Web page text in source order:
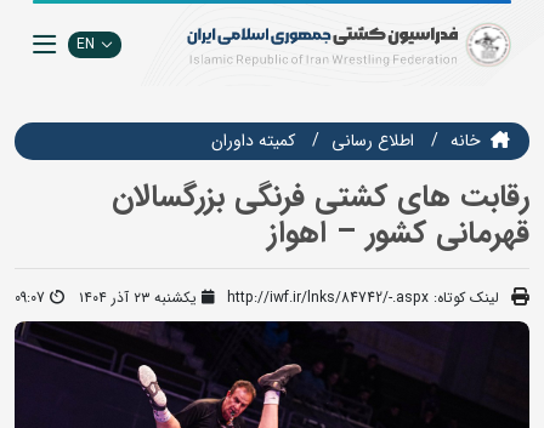
EN
خانه اطلاع رسانی کمیته داوران
رقابت های کشتی فرنگی بزرگسالان
قهرمانی کشور – اهواز
لینک کوتاه: http://iwf.ir/lnks/84742/-.aspx یکشنبه ۲۳ آذر ۱۴۰۴ 09:07